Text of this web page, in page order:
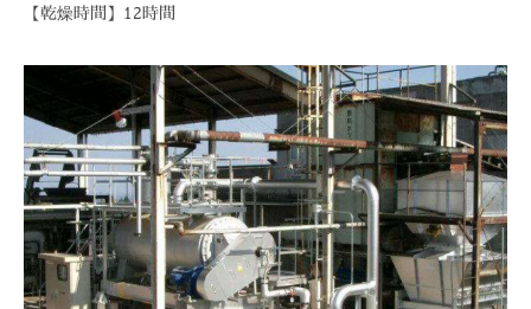
【乾燥時間】12時間